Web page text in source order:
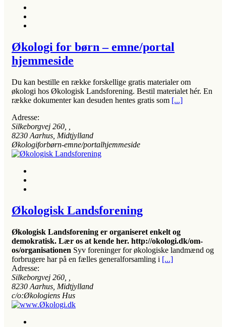
Økologi for børn – emne/portal
hjemmeside
Du kan bestille en række forskellige gratis materialer om
økologi hos Økologisk Landsforening. Bestil materialet hér. En
række dokumenter kan desuden hentes gratis som [...]
Adresse:
Silkeborgvej 260
8230 Aarhus, Midtjylland
Økologiforbørn-emne/portalhjemmeside
Økologisk Landsforening
Økologisk Landsforening er organiseret enkelt og
demokratisk. Lær os at kende her. http://okologi.dk/om-
os/organisationen Syv foreninger for økologiske landmænd og
forbrugere har på en fælles generalforsamling i [...]
Adresse:
Silkeborgvej 260
8230 Aarhus, Midtjylland
c/o:Økologiens Hus